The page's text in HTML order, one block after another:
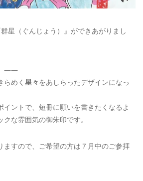
星（ぐんじょう）』ができあがりまし
」――
らめく 星々をあしらったデザインになっ
イントで、短冊に願いを書きたくなるよ
な雰囲気の御朱印です。
ますので、ご希望の方は７月中のご参拝